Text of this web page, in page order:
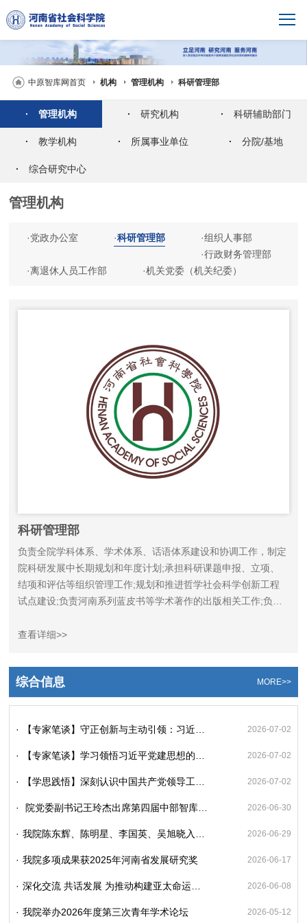
中原智库网首页 机构 管理机构 科研管理部
· 管理机构 · 研究机构 · 科研辅助部门
· 教学机构 · 所属事业单位 · 分院/基地
· 综合研究中心
管理机构
·党政办公室 ·科研管理部 ·组织人事部
·行政财务管理部
·离退休人员工作部 ·机关党委（机关纪委）
科研管理部
负责全院学科体系、学术体系、话语体系建设和协调工作，制定
院科研发展中长期规划和年度计划;承担科研课题申报、立项、
结项和评估等组织管理工作;规划和推进哲学社会科学创新工程
试点建设;负责河南系列蓝皮书等学术著作的出版相关工作;负责
动及科研成果的归档管理;负责国情省情调
查看详细>>
综合信息 MORE>>
· 【专家笔谈】守正创新与主动引领：习近平党建思想的四重维度阐释 2026-07-02
· 【专家笔谈】学习领悟习近平党建思想的三个维度 2026-07-02
· 【学思践悟】深刻认识中国共产党领导工业化的光辉历程 2026-07-02
· 院党委副书记王玲杰出席第四届中部智库论坛并作大会发言 2026-06-30
· 我院陈东辉、陈明星、李国英、吴旭晓入选2025年全国高被引学者TOP1% 2026-06-29
· 我院多项成果获2025年河南省发展研究奖 2026-06-17
· 深化交流 共话发展 为推动构建亚太命运共同体贡献智慧和力量 2026-06-08
· 我院举办2026年度第三次青年学术论坛 2026-05-12